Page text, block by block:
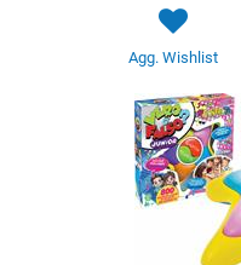
Agg. Wishlist